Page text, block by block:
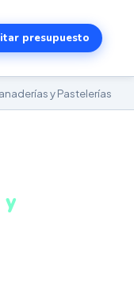
presupuesto
y Pastelerías
y